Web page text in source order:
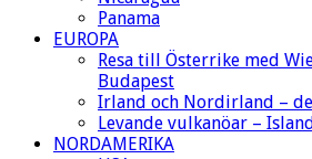
Panama
EUROPA
Resa till Österrike med
Budapest
Irland och Nordirland –
Levande vulkanöar –
NORDAMERIKA